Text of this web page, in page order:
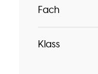
Fach
Klass